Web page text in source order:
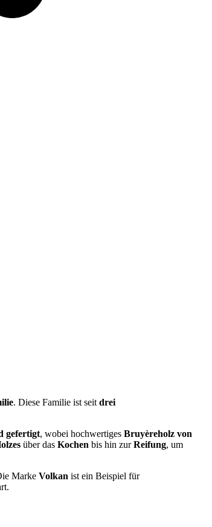
. Diese Familie ist seit drei
gefertigt, wobei hochwertiges Bruyèreholz von
über das Kochen bis hin zurReifung, um
Marke Volkan ist ein Beispiel für